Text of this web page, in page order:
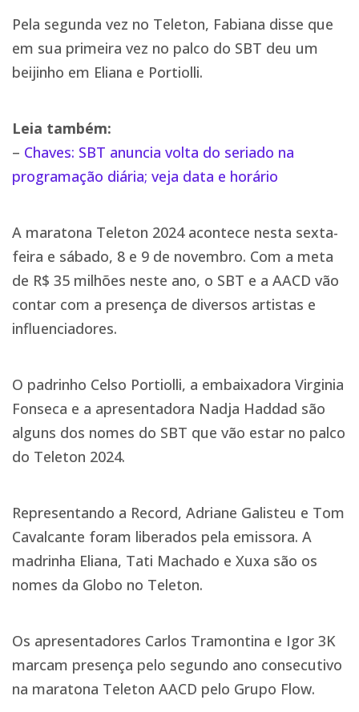
Pela segunda vez no Teleton, Fabiana disse que
em sua primeira vez no palco do SBT deu um
beijinho em Eliana e Portiolli.
Leia também:
– Chaves: SBT anuncia volta do seriado na
programação diária; veja data e horário
A maratona Teleton 2024 acontece nesta sexta-
feira e sábado, 8 e 9 de novembro. Com a meta
de R$ 35 milhões neste ano, o SBT e a AACD vão
contar com a presença de diversos artistas e
influenciadores.
O padrinho Celso Portiolli, a embaixadora Virginia
Fonseca e a apresentadora Nadja Haddad são
alguns dos nomes do SBT que vão estar no palco
do Teleton 2024.
Representando a Record, Adriane Galisteu e Tom
Cavalcante foram liberados pela emissora. A
madrinha Eliana, Tati Machado e Xuxa são os
nomes da Globo no Teleton.
Os apresentadores Carlos Tramontina e Igor 3K
marcam presença pelo segundo ano consecutivo
na maratona Teleton AACD pelo Grupo Flow.